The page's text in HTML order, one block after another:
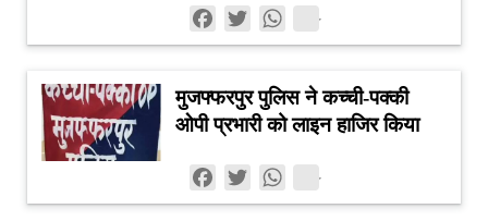
शराबबंदी की सबसे बड़ी चुनौतियों में से एक अवैध शराब का बढ़ता
कारोबार है। NCAER के अनुसार कानूनी शराब की उपलब्धता बंद
अवैध शराब और दूसरे नशीले पदार्थों की ओर स्थानांतरित हुआ।
इससे शराब की तस्करी, अवैध उत्पादन और पुलिस-प्रशासन के
सामने प्रवर्तन संबंधी चुनौतियां बढ़ीं।
यह स्थिति केवल कानून-व्यवस्था का मुद्दा नहीं है। अवैध शराब के
बाजार में गुणवत्ता नियंत्रण नहीं होने के कारण जहरीली शराब की
Facebook
Twitter WhatsApp
मुजफ्फरपुर पुलिस ने कच्ची-पक्की
ओपी प्रभारी को लाइन हाजिर किया
Facebook
Twitter WhatsApp